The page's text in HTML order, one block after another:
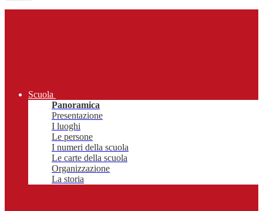
Scuola
Panoramica
Presentazione
I luoghi
Le persone
I numeri della scuola
Le carte della scuola
Organizzazione
La storia